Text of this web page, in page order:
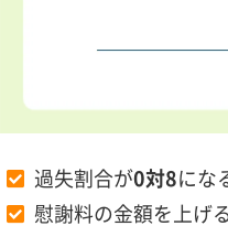
過失割合が0対8にな
慰謝料の金額を上げ